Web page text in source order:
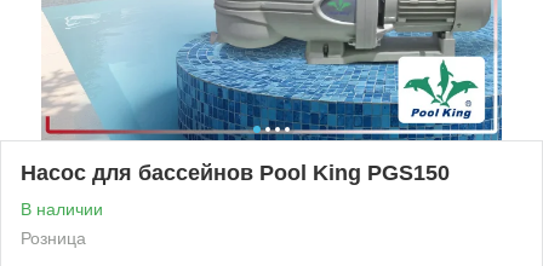
Насос для бассейнов Pool King PGS150
В наличии
Розница